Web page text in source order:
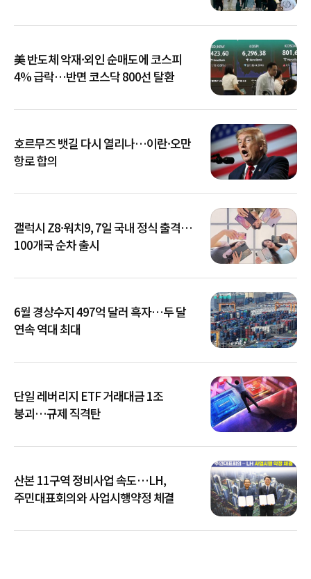
美 반도체 악재·외인 순매도에 코스피
4% 급락…반면 코스닥 800선 탈환
호르무즈 뱃길 다시 열리나…이란·오만
항로 합의
갤럭시 Z8·워치9, 7일 국내 정식 출격…
100개국 순차 출시
6월 경상수지 497억 달러 흑자…두 달
연속 역대 최대
단일 레버리지 ETF 거래대금 1조
붕괴…규제 직격탄
산본 11구역 정비사업 속도…LH,
주민대표회의와 사업시행약정 체결